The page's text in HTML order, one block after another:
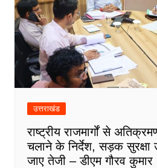
उत्तराखंड
राष्ट्रीय राजमार्गों से
चलाने के निर्देश, सड़क सुरक्षा
जाए तेजी – डीएम गौरव कुमार